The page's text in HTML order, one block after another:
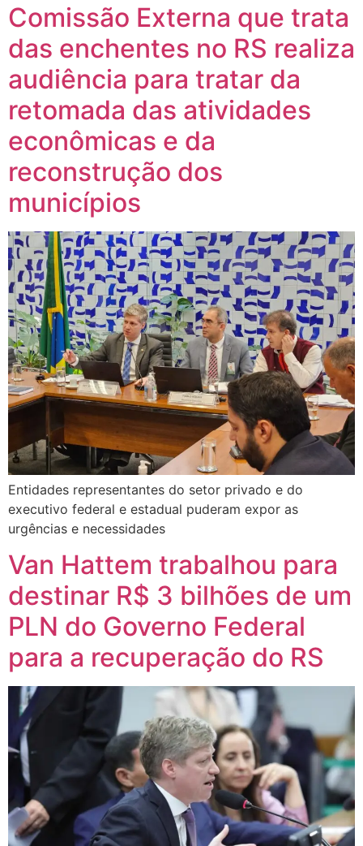
Comissão Externa que trata
das enchentes no RS realiza
audiência para tratar da
retomada das atividades
econômicas e da
reconstrução dos
municípios
Entidades representantes do setor privado e do
executivo federal e estadual puderam expor as
urgências e necessidades
Van Hattem trabalhou para
destinar R$ 3 bilhões de um
PLN do Governo Federal
para a recuperação do RS